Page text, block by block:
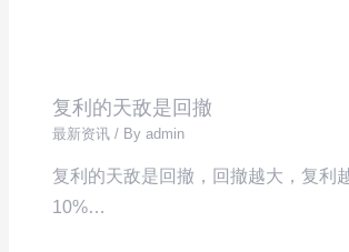
复利的天敌是回撤
最新资讯 / Byadmin
复利的天敌是回撤，回撤越大，复利
10%…